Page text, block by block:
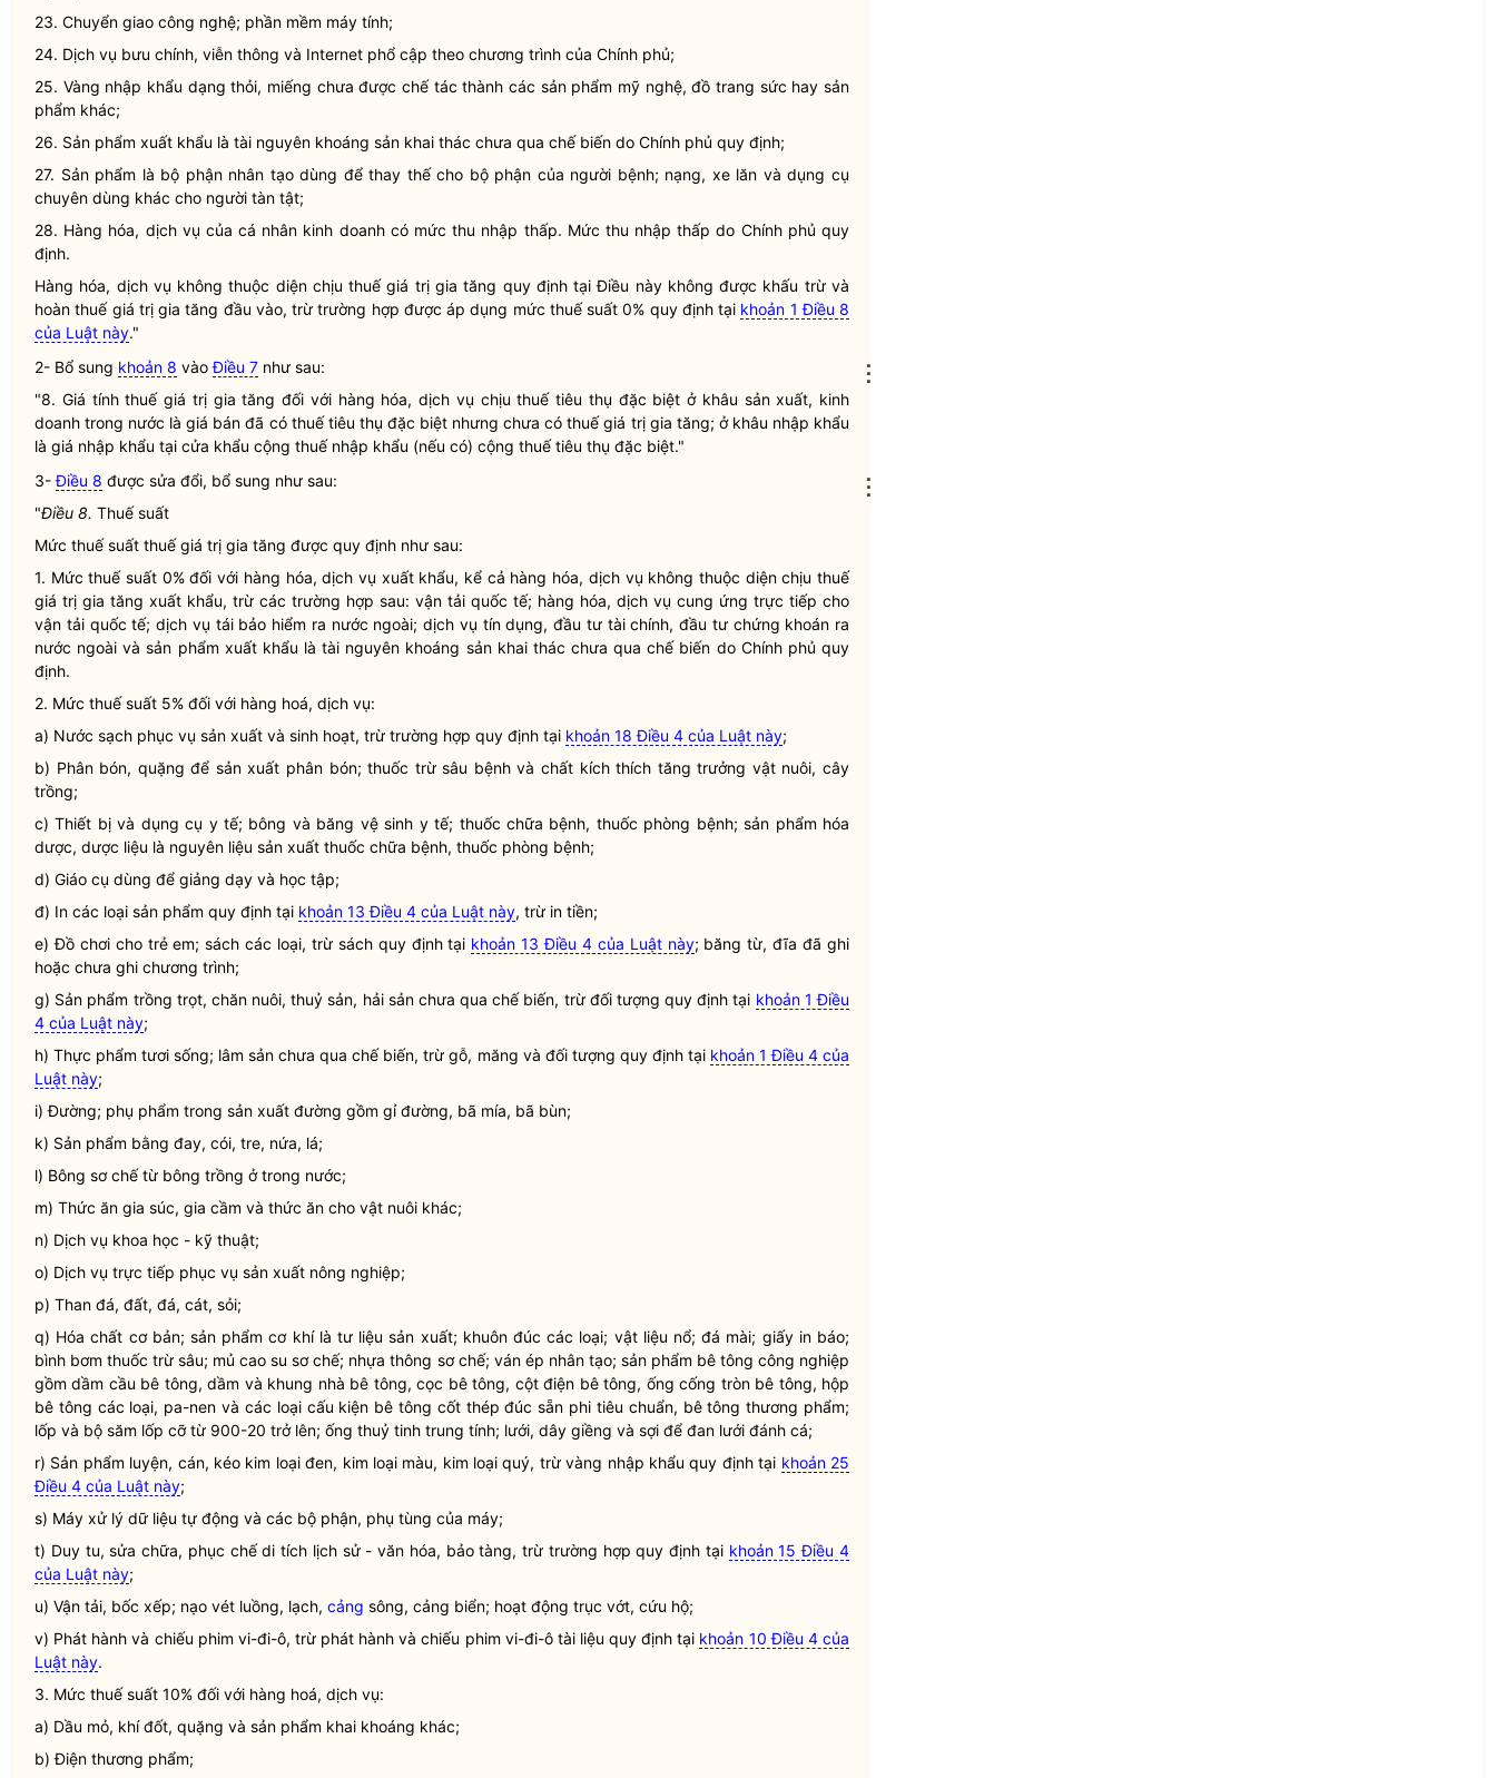
23. Chuyển giao công nghệ; phần mềm máy tính;
24. Dịch vụ bưu chính, viễn thông và Internet phổ cập theo chương trình của Chính phủ;
25. Vàng nhập khẩu dạng thỏi, miếng chưa được chế tác thành các sản phẩm mỹ nghệ, đồ trang sức hay sản
phẩm khác;
26. Sản phẩm xuất khẩu là tài nguyên khoáng sản khai thác chưa qua chế biến do Chính phủ quy định;
27. Sản phẩm là bộ phận nhân tạo dùng để thay thế cho bộ phận của người bệnh; nạng, xe lăn và dụng cụ
chuyên dùng khác cho người tàn tật;
28. Hàng hóa, dịch vụ của cá nhân kinh doanh có mức thu nhập thấp. Mức thu nhập thấp do Chính phủ quy
định.
Hàng hóa, dịch vụ không thuộc diện chịuthuế giá trị gia tăng quy định tại Điều này không được khấu trừ và
hoànthuế giá trị gia tăng đầu vào, trừ trường hợp được áp dụng mức thuế suất 0% quy định tại khoản 1 Điều 8
của Luật này."
2- Bổ sung khoản 8 vàoĐiều 7 như sau:
"8. Giá tínhthuế giá trị gia tăng đối với hàng hóa, dịch vụ chịu thuế tiêu thụ đặc biệt ở khâu sản xuất, kinh
doanh trong nước là giá bán đã có thuế tiêu thụ đặc biệt nhưng chưa cóthuế giá trị gia tăng; ở khâu nhập khẩu
là giá nhập khẩu tại cửa khẩu cộng thuế nhập khẩu (nếu có) cộng thuế tiêu thụ đặc biệt."
3-Điều 8 được sửa đổi, bổ sung như sau:
"Điều 8. Thuế suất
Mức thuế suất thuế giá trị gia tăng được quy định như sau:
1. Mức thuế suất 0% đối với hàng hóa, dịch vụ xuất khẩu, kể cả hàng hóa, dịch vụ không thuộc diện chịu thuế
giá trị gia tăng xuất khẩu, trừ các trường hợp sau: vận tải quốc tế; hàng hóa, dịch vụ cung ứng trực tiếp cho
vận tải quốc tế; dịch vụ tái bảo hiểm ra nước ngoài; dịch vụ tín dụng, đầu tư tài chính, đầu tư chứng khoán ra
nước ngoài và sản phẩm xuất khẩu là tài nguyên khoáng sản khai thác chưa qua chế biến do Chính phủ quy
định.
2. Mức thuế suất 5% đối với hàng hoá, dịch vụ:
a) Nước sạch phục vụ sản xuất và sinh hoạt, trừ trường hợp quy định tại khoản 18 Điều 4 của Luật này;
b) Phân bón, quặng để sản xuất phân bón; thuốc trừ sâu bệnh và chất kích thích tăng trưởng vật nuôi, cây
trồng;
c) Thiết bị và dụng cụ y tế; bông và băng vệ sinh y tế; thuốc chữa bệnh, thuốc phòng bệnh; sản phẩm hóa
dược, dược liệu là nguyên liệu sản xuất thuốc chữa bệnh, thuốc phòng bệnh;
d) Giáo cụ dùng để giảng dạy và học tập;
đ) In các loại sản phẩm quy định tại khoản 13 Điều 4 của Luật này, trừ in tiền;
e) Đồ chơi cho trẻ em; sách các loại, trừ sách quy định tại khoản 13 Điều 4 của Luật này; băng từ, đĩa đã ghi
hoặc chưa ghi chương trình;
g) Sản phẩm trồng trọt, chăn nuôi, thuỷ sản, hải sản chưa qua chế biến, trừ đối tượng quy định tại khoản 1 Điều
4 của Luật này;
h) Thực phẩm tươi sống; lâm sản chưa qua chế biến, trừ gỗ, măng và đối tượng quy định tại khoản 1 Điều 4 của
Luật này;
i) Đường; phụ phẩm trong sản xuất đường gồm gỉ đường, bã mía, bã bùn;
k) Sản phẩm bằng đay, cói, tre, nứa, lá;
l) Bông sơ chế từ bông trồng ở trong nước;
m) Thức ăn gia súc, gia cầm và thức ăn cho vật nuôi khác;
n) Dịch vụ khoa học - kỹ thuật;
o) Dịch vụ trực tiếp phục vụ sản xuất nông nghiệp;
p) Than đá, đất, đá, cát, sỏi;
q) Hóa chất cơ bản; sản phẩm cơ khí là tư liệu sản xuất; khuôn đúc các loại; vật liệu nổ; đá mài; giấy in báo;
bình bơm thuốc trừ sâu; mủ cao su sơ chế; nhựa thông sơ chế; ván ép nhân tạo; sản phẩm bê tông công nghiệp
gồm dầm cầu bê tông, dầm và khung nhà bê tông, cọc bê tông, cột điện bê tông, ống cống tròn bê tông, hộp
bê tông các loại, pa-nen và các loại cấu kiện bê tông cốt thép đúc sẵn phi tiêu chuẩn, bê tông thương phẩm;
lốp và bộ săm lốp cỡ từ 900-20 trở lên; ống thuỷ tinh trung tính; lưới, dây giềng và sợi để đan lưới đánh cá;
r) Sản phẩm luyện, cán, kéo kim loại đen, kim loại màu, kim loại quý, trừ vàng nhập khẩu quy định tại khoản 25
Điều 4 của Luật này;
s) Máy xử lý dữ liệu tự động và các bộ phận, phụ tùng của máy;
t) Duy tu, sửa chữa, phục chế di tích lịch sử - văn hóa, bảo tàng, trừ trường hợp quy định tại khoản 15 Điều 4
của Luật này;
u) Vận tải, bốc xếp; nạo vét luồng, lạch, cảng sông, cảng biển; hoạt động trục vớt, cứu hộ;
v) Phát hành và chiếu phim vi-đi-ô, trừ phát hành và chiếu phim vi-đi-ô tài liệu quy định tại khoản 10 Điều 4 của
Luật này.
3. Mức thuế suất 10% đối với hàng hoá, dịch vụ:
a) Dầu mỏ, khí đốt, quặng và sản phẩm khai khoáng khác;
b) Điện thương phẩm;
⋮
⋮